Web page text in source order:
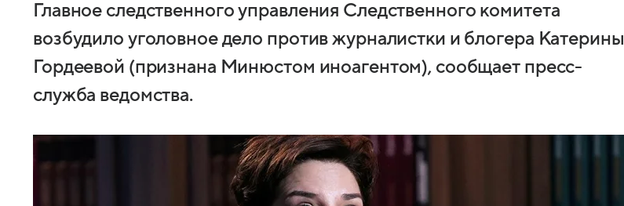
Главное следственного управления Следственного комитета
возбудило уголовное дело против журналистки и блогера Катерины
Гордеевой (признана Минюстом иноагентом), сообщает пресс-
служба ведомства.